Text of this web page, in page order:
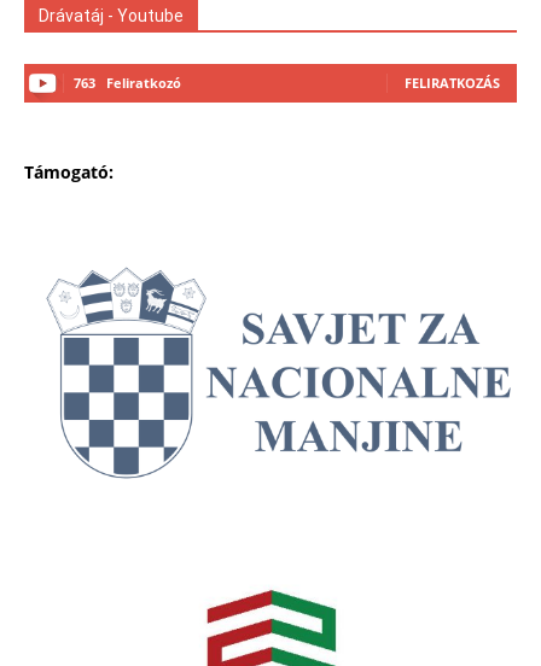
Drávatáj - Youtube
763 Feliratkozó FELIRATKOZÁS
Támogató: